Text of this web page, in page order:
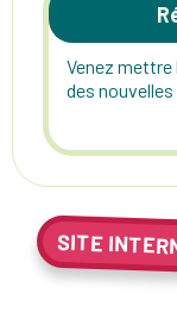
Venez mettre
des
SITE